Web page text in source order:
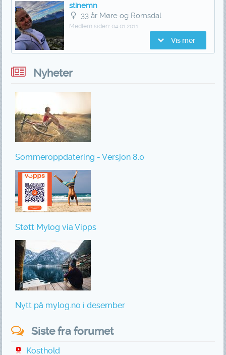
stinemn
33 år Møre og Romsdal
Medlem siden: 04.01.2011
Vis mer
Nyheter
Sommeroppdatering - Versjon 8.0
Støtt Mylog via Vipps
Nytt på mylog.no i desember
Siste fra forumet
Kosthold